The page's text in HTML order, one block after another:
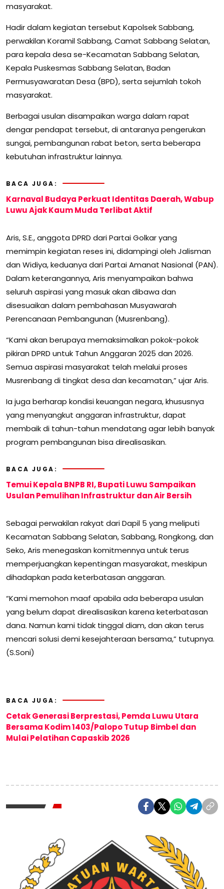
masyarakat.
Hadir dalam kegiatan tersebut Kapolsek Sabbang,
perwakilan Koramil Sabbang, Camat Sabbang Selatan,
para kepala desa se-Kecamatan Sabbang Selatan,
Kepala Puskesmas Sabbang Selatan, Badan
Permusyawaratan Desa (BPD), serta sejumlah tokoh
masyarakat.
Berbagai usulan disampaikan warga dalam rapat
dengar pendapat tersebut, di antaranya pengerukan
sungai, pembangunan rabat beton, serta beberapa
kebutuhan infrastruktur lainnya.
BACA JUGA:
Karnaval Budaya Perkuat Identitas Daerah, Wabup
Luwu Ajak Kaum Muda Terlibat Aktif
Aris, S.E., anggota DPRD dari Partai Golkar yang
memimpin kegiatan reses ini, didampingi oleh Jalisman
dan Widiya, keduanya dari Partai Amanat Nasional (PAN).
Dalam keterangannya, Aris menyampaikan bahwa
seluruh aspirasi yang masuk akan dibawa dan
disesuaikan dalam pembahasan Musyawarah
Perencanaan Pembangunan (Musrenbang).
“Kami akan berupaya memaksimalkan pokok-pokok
pikiran DPRD untuk Tahun Anggaran 2025 dan 2026.
Semua aspirasi masyarakat telah melalui proses
Musrenbang di tingkat desa dan kecamatan,” ujar Aris.
Ia juga berharap kondisi keuangan negara, khususnya
yang menyangkut anggaran infrastruktur, dapat
membaik di tahun-tahun mendatang agar lebih banyak
program pembangunan bisa direalisasikan.
BACA JUGA:
Temui Kepala BNPB RI, Bupati Luwu Sampaikan
Usulan Pemulihan Infrastruktur dan Air Bersih
Sebagai perwakilan rakyat dari Dapil 5 yang meliputi
Kecamatan Sabbang Selatan, Sabbang, Rongkong, dan
Seko, Aris menegaskan komitmennya untuk terus
memperjuangkan kepentingan masyarakat, meskipun
dihadapkan pada keterbatasan anggaran.
“Kami memohon maaf apabila ada beberapa usulan
yang belum dapat direalisasikan karena keterbatasan
dana. Namun kami tidak tinggal diam, dan akan terus
mencari solusi demi kesejahteraan bersama,” tutupnya.
(S.Soni)
BACA JUGA:
Cetak Generasi Berprestasi, Pemda Luwu Utara
Bersama Kodim 1403/Palopo Tutup Bimbel dan
Mulai Pelatihan Capaskib 2026